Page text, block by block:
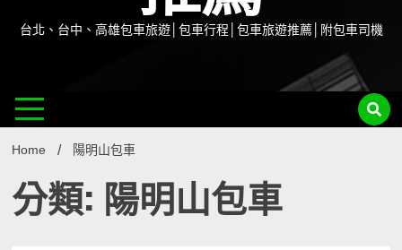
台北、台中、高雄包車旅遊│包車行程│包車旅遊推薦│附包車司機
Home 陽明山包車
分類: 陽明山包車